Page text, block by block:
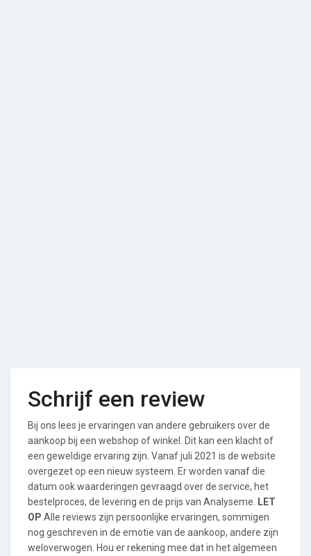
Schrijf een review
Bij ons lees je ervaringen van andere gebruikers over de
aankoop bij een webshop of winkel. Dit kan een klacht of
een geweldige ervaring zijn. Vanaf juli 2021 is de website
overgezet op een nieuw systeem. Er worden vanaf die
datum ook waarderingen gevraagd over de service, het
bestelproces, de levering en de prijs van Analyseme.
LET
OP Alle reviews zijn persoonlijke ervaringen, sommigen
nog geschreven in de emotie van de aankoop, andere zijn
weloverwogen. Hou er rekening mee dat in het algemeen